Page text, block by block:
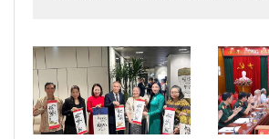
(6/8/1976 – 6/8/2026).